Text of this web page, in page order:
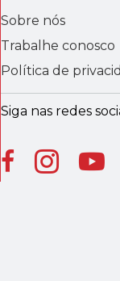
Sobre nós
Trabalhe conosco
Política de
Siga nas redes